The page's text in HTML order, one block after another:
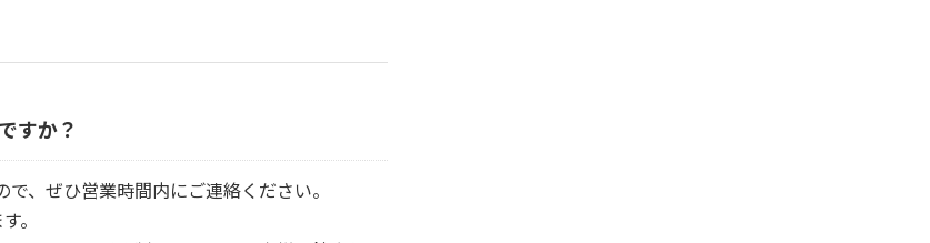
すか？
、ぜひ営業時間内にご連絡ください。
。